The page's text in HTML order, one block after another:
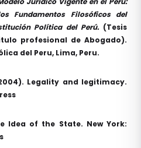
Fundamentos Filosóficos del
Política del Perú.(Tesis
profesional de Abogado).
del Peru, Lima, Peru.
Legality and legitimacy.
Idea of the State. New York: